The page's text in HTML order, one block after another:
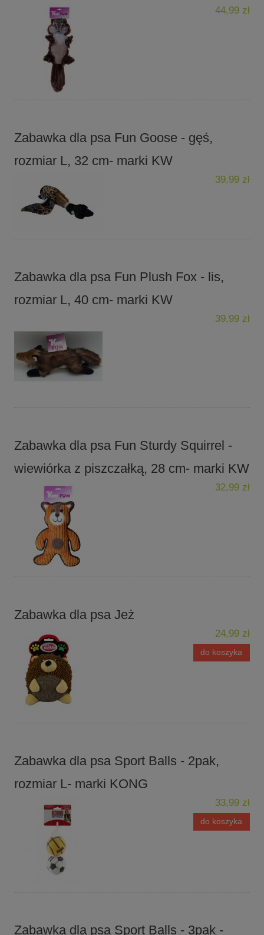
44,99 zł
Zabawka dla psa Fun Goose - gęś,
rozmiar L, 32 cm- marki KW
39,99 zł
Zabawka dla psa Fun Plush Fox - lis,
rozmiar L, 40 cm- marki KW
39,99 zł
Zabawka dla psa Fun Sturdy Squirrel -
wiewiórka z piszczałką, 28 cm- marki KW
32,99 zł
Zabawka dla psa Jeż
24,99 zł
do koszyka
Zabawka dla psa Sport Balls - 2pak,
rozmiar L- marki KONG
33,99 zł
do koszyka
Zabawka dla psa Sport Balls - 3pak -